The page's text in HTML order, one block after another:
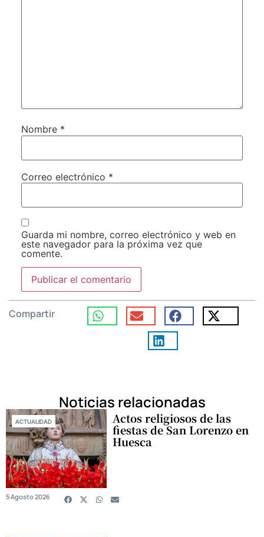
Nombre *
Correo electrónico *
Guarda mi nombre, correo electrónico y web en
este navegador para la próxima vez que
comente.
Compartir
Noticias relacionadas
ACTUALIDAD Actos religiosos de las
fiestas de San Lorenzo en
Huesca
5 Agosto 2026